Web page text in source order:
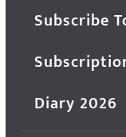
Subscribe
Diary 2026